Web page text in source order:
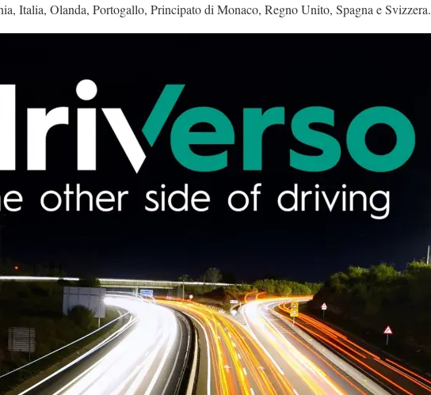
Italia, Olanda, Portogallo, Principato di Monaco, Regno Unito, Spagna e Svizzera.